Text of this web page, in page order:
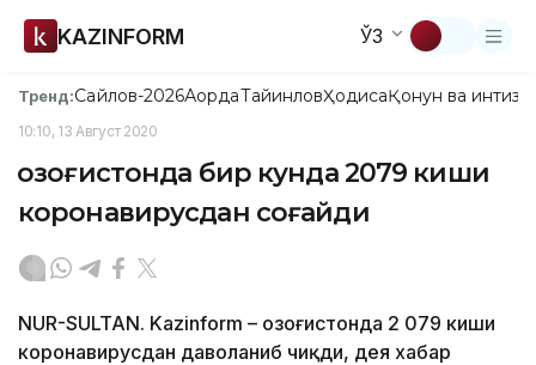
KAZINFORM ЎЗ
Тренд:Сайлов-2026АқордаТайинловҲодисаҚонун ва
10:10, 13 Август 2020
Қозоғистонда бир кунда 2079 киши
коронавирусдан соғайди
NUR-SULTAN. Kazinform – Қозоғистонда 2 079 киши
коронавирусдан даволаниб чиқди, дея хабар